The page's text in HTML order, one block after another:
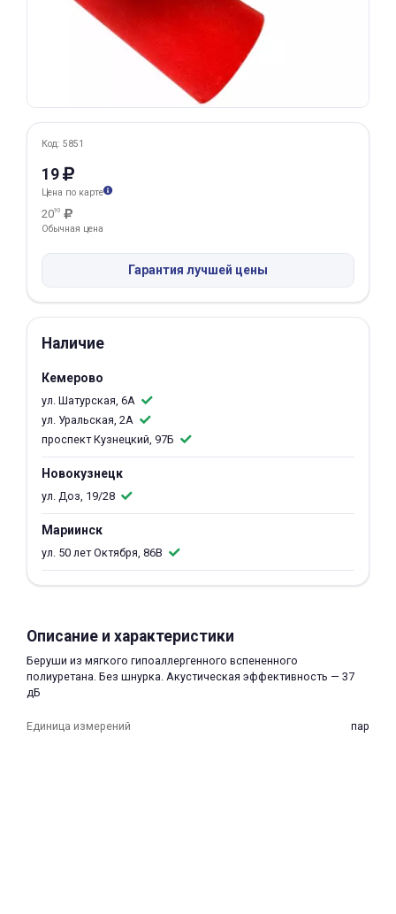
Код: 5851
19
Цена по карте
2090
Обычная цена
Гарантия лучшей цены
Наличие
Кемерово
ул. Шатурская, 6А
ул. Уральская, 2А
проспект Кузнецкий, 97Б
Новокузнецк
ул. Доз, 19/28
Мариинск
ул. 50 лет Октября, 86В
Описание и характеристики
Беруши из мягкого гипоаллергенного вспененного
полиуретана. Без шнурка. Акустическая эффективность — 37
дБ
Единица измерений пар
в корзину
Оплачивайте сегодня только
% картой любого банка
Получайте товар
выбранный способом
Оставшиеся
каждые 2 недели
Подробнее
об оплате Плайтом
раз в 2
недели
plait.ru